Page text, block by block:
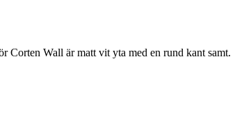
Wall är matt vit yta med en rund kant samt.